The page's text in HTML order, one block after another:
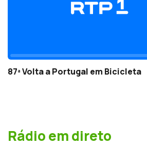
87ª Volta a Portugal em Bicicleta
Rádio em direto